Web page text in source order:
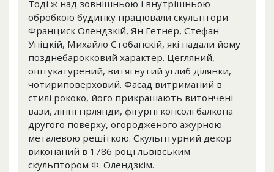
Тоді ж над зовнішньою і внутрішньою
обробкою будинку працювали скульптори
Франциск Олендзкій, Ян Гетнер, Стефан
Уніцкій, Михайло Стобанскій, які надали йому
позднебарокковий характер. Цегляний,
оштукатурений, витягнутий углиб ділянки,
чотириповерховий. Фасад витриманий в
стилі рококо, його прикрашають витончені
вази, ліпні гірлянди, фігурні консолі балкона
другого поверху, огородженого ажурною
металевою решіткою. Скульптурний декор
виконаний в 1786 році львівським
скульптором Ф. Олендзкім.